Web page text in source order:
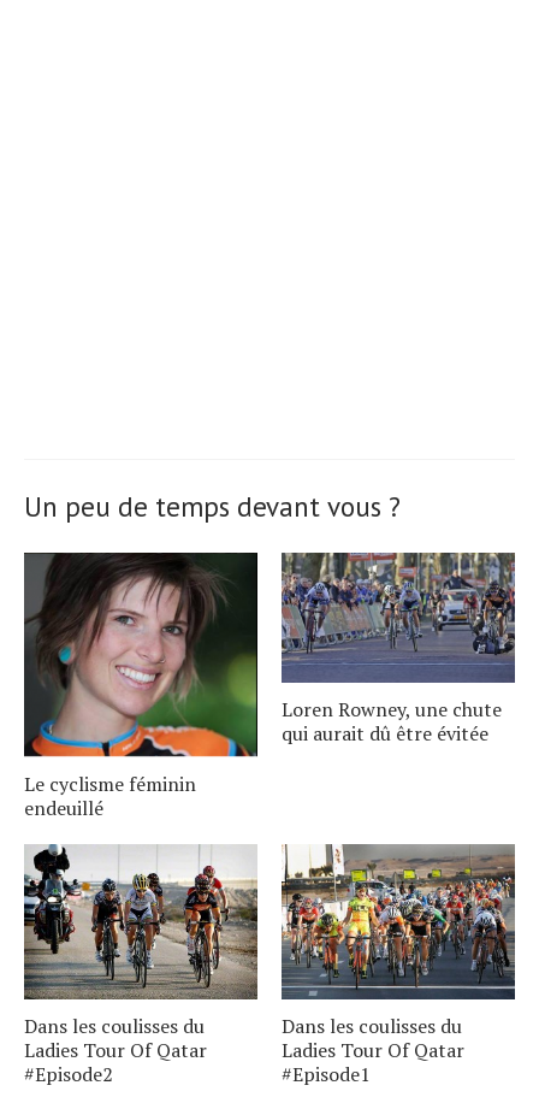
Un peu de temps devant vous ?
Le cyclisme féminin
endeuillé
Loren Rowney, une chute
qui aurait dû être évitée
Dans les coulisses du
Ladies Tour Of Qatar
#Episode2
Dans les coulisses du
Ladies Tour Of Qatar
#Episode1